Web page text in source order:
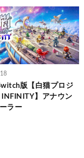
版【白猫プロジ
INFINITY】アナウン
ラー